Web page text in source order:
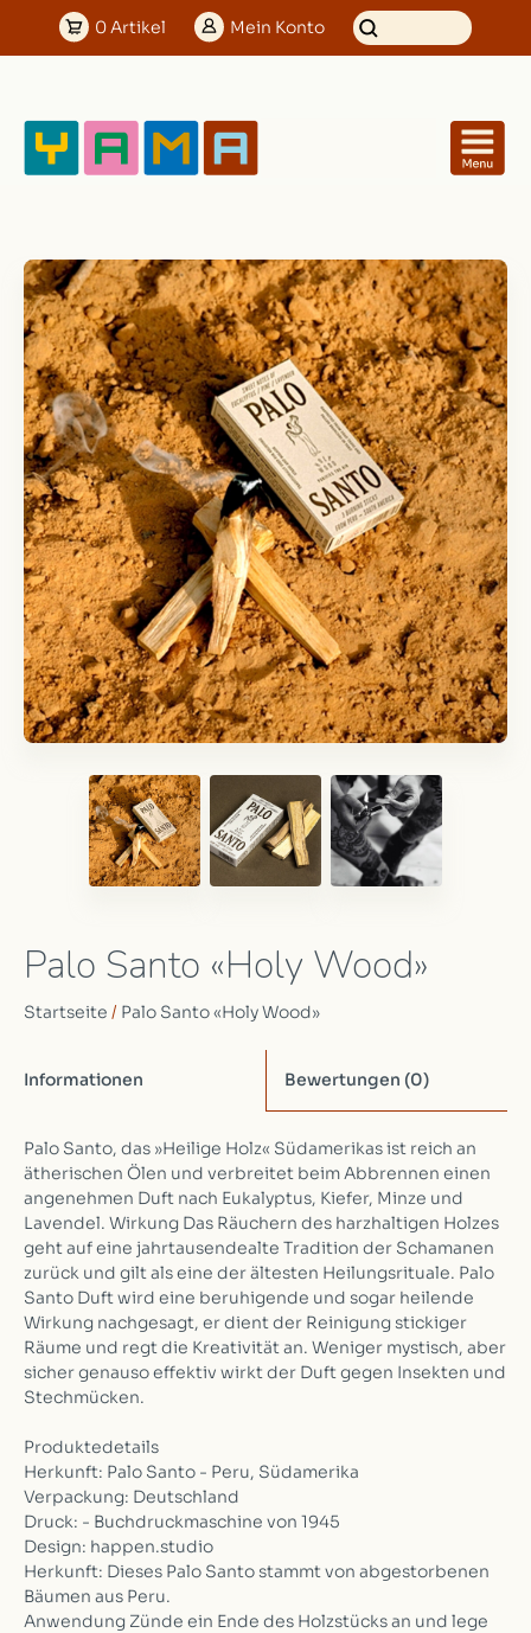
0Artikel Mein Konto
Palo Santo «Holy Wood»
Startseite / Palo Santo «Holy Wood»
Informationen Bewertungen (0)
Palo Santo, das »Heilige Holz« Südamerikas ist reich an
ätherischen Ölen und verbreitet beim Abbrennen einen
angenehmen Duft nach Eukalyptus, Kiefer, Minze und
Lavendel. Wirkung Das Räuchern des harzhaltigen Holzes
geht auf eine jahrtausendealte Tradition der Schamanen
zurück und gilt als eine der ältesten Heilungsrituale. Palo
Santo Duft wird eine beruhigende und sogar heilende
Wirkung nachgesagt, er dient der Reinigung stickiger
Räume und regt die Kreativität an. Weniger mystisch, aber
sicher genauso effektiv wirkt der Duft gegen Insekten und
Stechmücken.
Produktedetails
Herkunft: Palo Santo - Peru, Südamerika
Verpackung: Deutschland
Druck: - Buchdruckmaschine von 1945
Design: happen.studio
Herkunft: Dieses Palo Santo stammt von abgestorbenen
Bäumen aus Peru.
Anwendung Zünde ein Ende des Holzstücks an und lege